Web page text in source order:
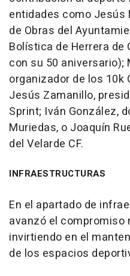
entidades como Jesús
de Obras del
Bolística de Herrera
con su 50 aniversario);
organizador de los 10k
Jesús Zamanillo,
Sprint; Iván González,
Muriedas, o Joaquín
del Velarde CF.
INFRAESTRUCTURAS
En el apartado de
avanzó el compromiso
invirtiendo en el
de los espacios